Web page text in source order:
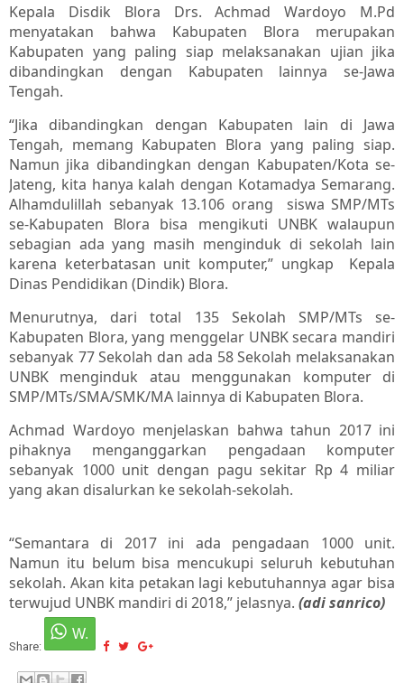
Kepala Disdik Blora Drs. Achmad Wardoyo M.Pd
menyatakan bahwa Kabupaten Blora merupakan
Kabupaten yang paling siap melaksanakan ujian jika
dibandingkan dengan Kabupaten lainnya se-Jawa
Tengah.
“Jika dibandingkan dengan Kabupaten lain di Jawa
Tengah, memang Kabupaten Blora yang paling siap.
Namun jika dibandingkan dengan Kabupaten/Kota se-
Jateng, kita hanya kalah dengan Kotamadya Semarang.
Alhamdulillah sebanyak 13.106 orang siswa SMP/MTs
se-Kabupaten Blora bisa mengikuti UNBK walaupun
sebagian ada yang masih menginduk di sekolah lain
karena keterbatasan unit komputer,” ungkap Kepala
Dinas Pendidikan (Dindik) Blora.
Menurutnya, dari total 135 Sekolah SMP/MTs se-
Kabupaten Blora, yang menggelar UNBK secara mandiri
sebanyak 77 Sekolah dan ada 58 Sekolah melaksanakan
UNBK menginduk atau menggunakan komputer di
SMP/MTs/SMA/SMK/MA lainnya di Kabupaten Blora.
Achmad Wardoyo menjelaskan bahwa tahun 2017 ini
pihaknya menganggarkan pengadaan komputer
sebanyak 1000 unit dengan pagu sekitar Rp 4 miliar
yang akan disalurkan ke sekolah-sekolah.
“Semantara di 2017 ini ada pengadaan 1000 unit.
Namun itu belum bisa mencukupi seluruh kebutuhan
sekolah. Akan kita petakan lagi kebutuhannya agar bisa
terwujud UNBK mandiri di 2018,” jelasnya. (adi sanrico)
Share: